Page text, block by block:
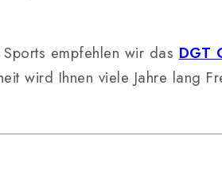
empfehlen wir das DGT
wird Ihnen viele Jahre lang